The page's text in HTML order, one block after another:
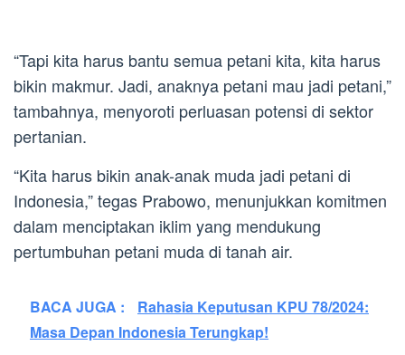
“Tapi kita harus bantu semua petani kita, kita harus
bikin makmur. Jadi, anaknya petani mau jadi petani,”
tambahnya, menyoroti perluasan potensi di sektor
pertanian.
“Kita harus bikin anak-anak muda jadi petani di
Indonesia,” tegas Prabowo, menunjukkan komitmen
dalam menciptakan iklim yang mendukung
pertumbuhan petani muda di tanah air.
BACA JUGA :
Rahasia Keputusan KPU 78/2024:
Masa Depan Indonesia Terungkap!